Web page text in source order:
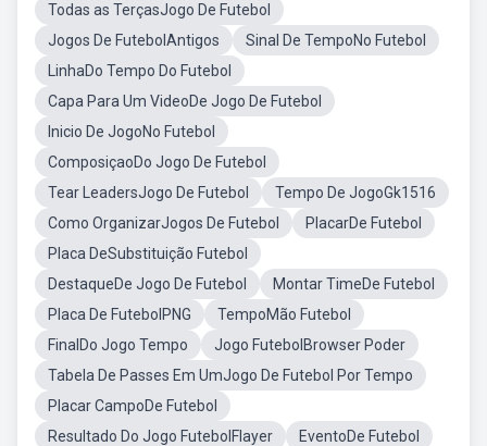
Todas as TerçasJogo De Futebol
Jogos De FutebolAntigos
Sinal De TempoNo Futebol
LinhaDo Tempo Do Futebol
Capa Para Um VideoDe Jogo De Futebol
Inicio De JogoNo Futebol
ComposiçaoDo Jogo De Futebol
Tear LeadersJogo De Futebol
Tempo De JogoGk1516
Como OrganizarJogos De Futebol
PlacarDe Futebol
Placa DeSubstituição Futebol
DestaqueDe Jogo De Futebol
Montar TimeDe Futebol
Placa De FutebolPNG
TempoMão Futebol
FinalDo Jogo Tempo
Jogo FutebolBrowser Poder
Tabela De Passes Em UmJogo De Futebol Por Tempo
Placar CampoDe Futebol
Resultado Do Jogo FutebolFlayer
EventoDe Futebol